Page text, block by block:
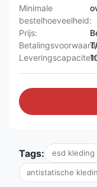
Minimale
bestelhoeveelheid:
Prijs:
Leveringscapaciteit:
Tags: esd kleding
antistatische